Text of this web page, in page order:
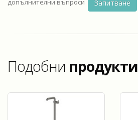
допълнителни въпроси
Запитване
Подобни продукти